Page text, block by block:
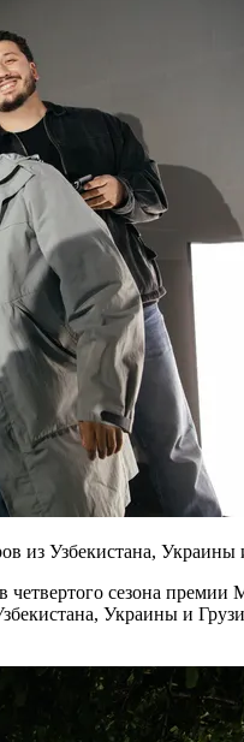
из Узбекистана,
четвертого сезона
Украины и